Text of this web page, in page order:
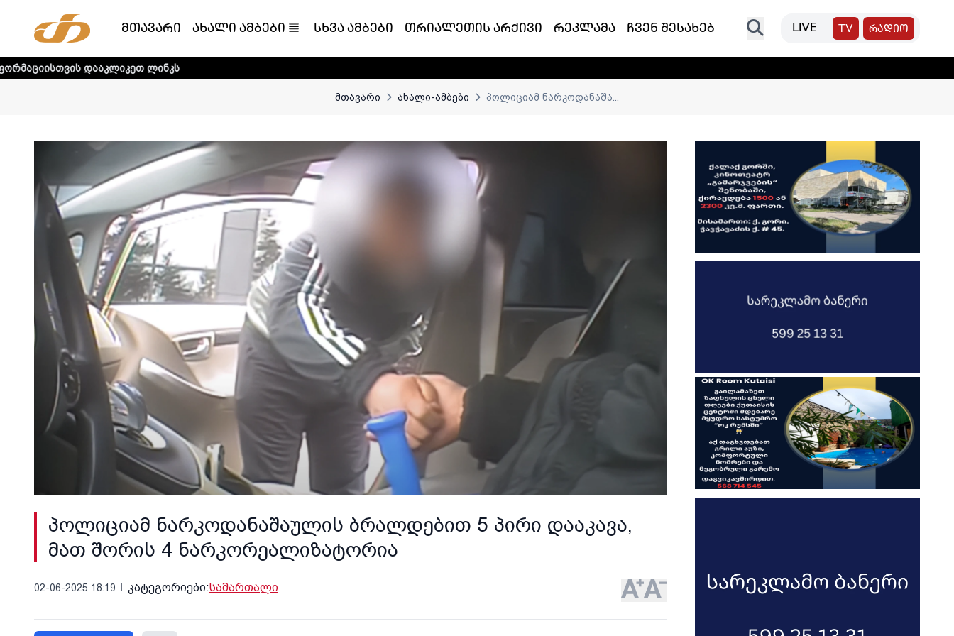
მთავარი ახალი ამბები სხვა ამბები თრიალეთის არქივი რეკლამა ჩვენ შესახებ LIVE TV რადიო
ლინკს
მთავარი ახალი-ამბები პოლიციამ ნარკოდანაშა...
პოლიციამ ნარკოდანაშაულის ბრალდებით 5 პირი დააკავა,
მათ შორის 4 ნარკორეალიზატორია
02-06-2025 18:19 კატეგორიები:სამართალი